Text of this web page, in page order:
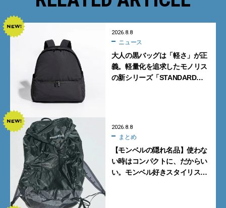
2026.8.8
ニュース
大人の黒バッグは「軽さ」が正
義。軽量化を追求したモノリス
の新シリーズ「STANDARD
2026.8.8
まとめ
【モンベルの隠れ名品】使わな
い時はコンパクトに、だからい
い。モンベル好きスタイリスト